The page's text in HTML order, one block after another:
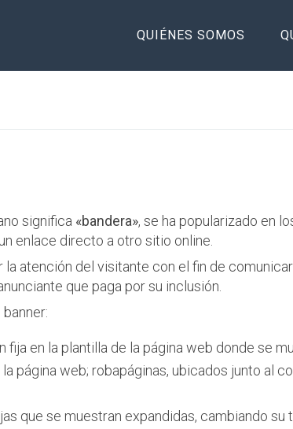
QUIÉNES SOMOS
significa «bandera», se ha popularizado en
enlace directo a otro sitio online.
atención del visitante con el fin de
que paga por su inclusión.
fija en la plantilla de la página web donde se
página web; robapáginas, ubicados junto al
que se muestran expandidas, cambiando